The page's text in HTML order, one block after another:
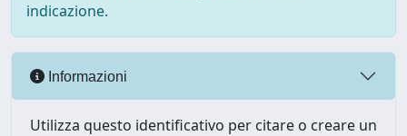
indicazione.
Informazioni
Utilizza questo identificativo per citare o creare un